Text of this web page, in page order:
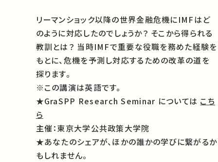
リーマンショック以降の世界金融危機にIMFはど
のように対応したのでしょうか？ そこから得られる
教訓とは？ 当時IMFで重要な役職を務めた経験を
もとに、危機を予測し対応するための改革の道を
探ります。
※この講演は英語です。
★GraSPP Research Seminar については こち
ら
主催：東京大学公共政策大学院
★あなたのシェアが、ほかの誰かの学びに繋がるか
もしれません。